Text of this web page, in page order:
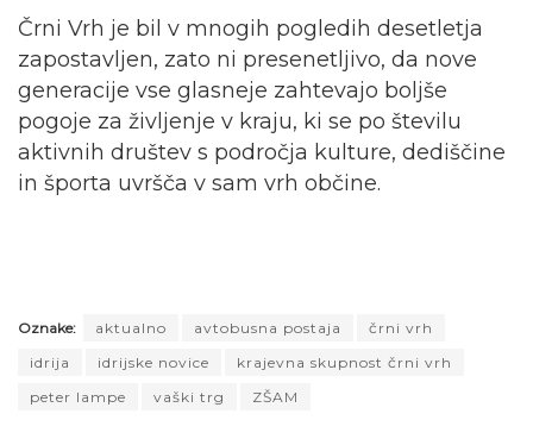
Črni Vrh je bil v mnogih pogledih desetletja
zapostavljen, zato ni presenetljivo, da nove
generacije vse glasneje zahtevajo boljše
pogoje za življenje v kraju, ki se po številu
aktivnih društev s področja kulture, dediščine
in športa uvršča v sam vrh občine.
Oznake: aktualno avtobusna postaja
črni vrh
idrija
idrijske novice
krajevna skupnost črni vrh
peter lampe
vaški trg ZŠAM